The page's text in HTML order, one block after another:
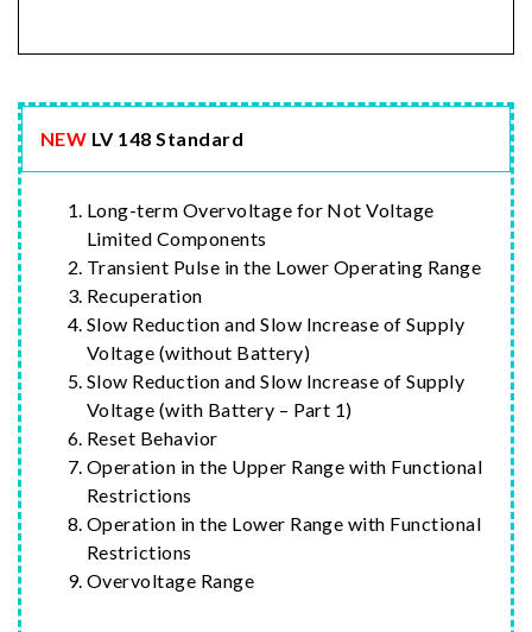
NEW LV 148 Standard
Long-term Overvoltage for Not Voltage
Limited Components
Transient Pulse in the Lower Operating Range
Recuperation
Slow Reduction and Slow Increase of Supply
Voltage (without Battery)
Slow Reduction and Slow Increase of Supply
Voltage (with Battery – Part 1)
Reset Behavior
Operation in the Upper Range with Functional
Restrictions
Operation in the Lower Range with Functional
Restrictions
Overvoltage Range